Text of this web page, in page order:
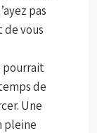
pas
vous
pourrait
de
Une
pleine